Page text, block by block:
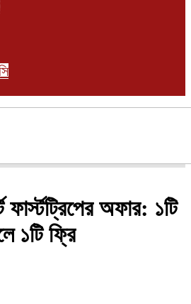
ফার্স্টট্রিপের অফার: ১টি
১টি ফ্রি